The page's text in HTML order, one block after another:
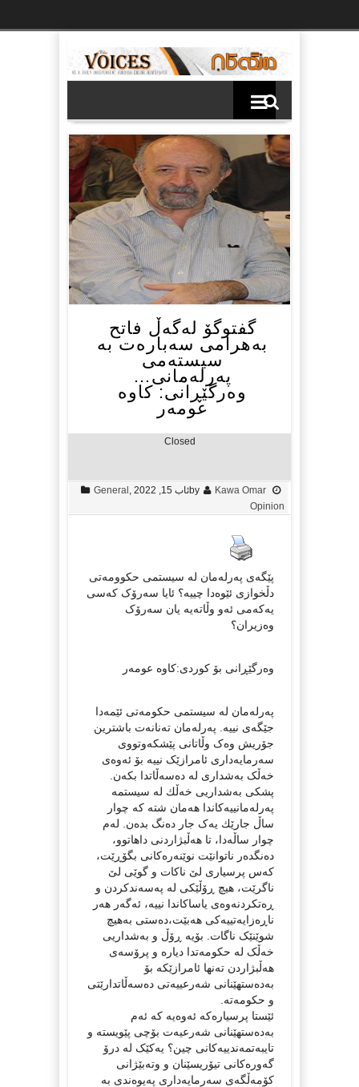
گفتوگۆ لەگەڵ فاتح
بەهرامی سەبارەت بە
سیستەمی
پەرلەمانی…
وەرگێڕانی: کاوە
عومەر
Closed
by Kawa Omar ئاب 15, 2022 General
Opinion
پێگەی پەرلەمان لە سیستمی حكوومەتی
دڵخوازی ئێوەدا چییە؟ ئایا سەرۆک کەسی
یەکەمی ئەو وڵاتەیە یان سەرۆک
وەزیران؟
وەرگێڕانی بۆ کوردی:کاوە عومەر
پەرلەمان لە سیستمی حکومەتی ئێمەدا
جێگەی نییە. پەرلەمان تەنانەت باشترین
جۆریش وەک وڵاتانی پێشکەوتووی
سەرمایەداری ئامرازێک نییە بۆ ئەوەی
خەڵک بەشداری لە دەسەڵاتدا بکەن.
پشكی بەشداریی خەڵك لە سیستمە
پەرلەمانییەكاندا هەمان شتە كە چوار
ساڵ جارێك یەک جار دەنگ بدەن. لەم
چوار ساڵەدا، تا هەڵبژاردنی داهاتوو،
دەنگدەر ناتوانێت نوێنەرەکانی بگۆڕێت،
کەس پرسیاری لێ ناکات و گوێی لێ
ناگرێت، هیچ ڕۆڵێکی لە پەسەندکردن و
ڕەتکردنەوەی یاساکاندا نییە، ئەگەر هەر
ناڕەزایەتییەکی هەبێت،دەستی بەهیچ
شوێنێک ناگات. بۆیە ڕۆڵ و بەشداریی
خەڵک لە حکومەتدا دیارە و پرۆسەی
هەڵبژاردن تەنها ئامرازێکە بۆ
بەدەستهێنانی شەرعییەتی دەسەڵاتدارێتی
و حکومەتە.
ئێستا پرسیارەکە ئەوەیە کە ئەم
بەدەستهێنانی شەرعیەت بۆچی پێویستە و
تایبەتمەندییەکانی چین؟ یەکێک لە درۆ
گەورەکانی تیۆریسێنان و وتەبێژانی
کۆمەڵگەی سەرمایەداری پەیوەندی بە